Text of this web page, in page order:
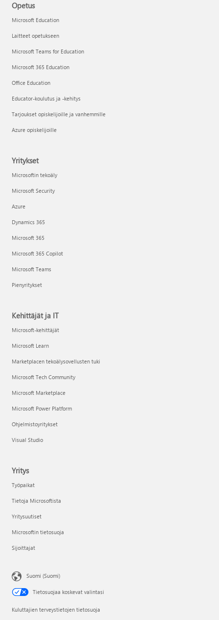
Opetus
Microsoft Education
Laitteet opetukseen
Microsoft Teams for Education
Microsoft 365 Education
Office Education
Educator-koulutus ja -kehitys
Tarjoukset opiskelijoille ja vanhemmille
Azure opiskelijoille
Yritykset
Microsoftin tekoäly
Microsoft Security
Azure
Dynamics 365
Microsoft 365
Microsoft 365 Copilot
Microsoft Teams
Pienyritykset
Kehittäjät ja IT
Microsoft-kehittäjät
Microsoft Learn
Marketplacen tekoälysovellusten tuki
Microsoft Tech Community
Microsoft Marketplace
Microsoft Power Platform
Ohjelmistoyritykset
Visual Studio
Yritys
Työpaikat
Tietoja Microsoftista
Yritysuutiset
Microsoftin tietosuoja
Sijoittajat
Suomi (Suomi)
Tietosuojaa koskevat valintasi
Kuluttajien terveystietojen tietosuoja